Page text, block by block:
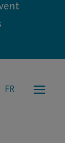
FR